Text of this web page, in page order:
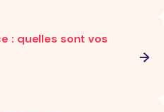
: quelles sont vos